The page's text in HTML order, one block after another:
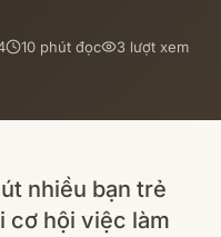
10 phút đọc 3 lượt xem
nhiều bạn trẻ
cơ hội việc làm